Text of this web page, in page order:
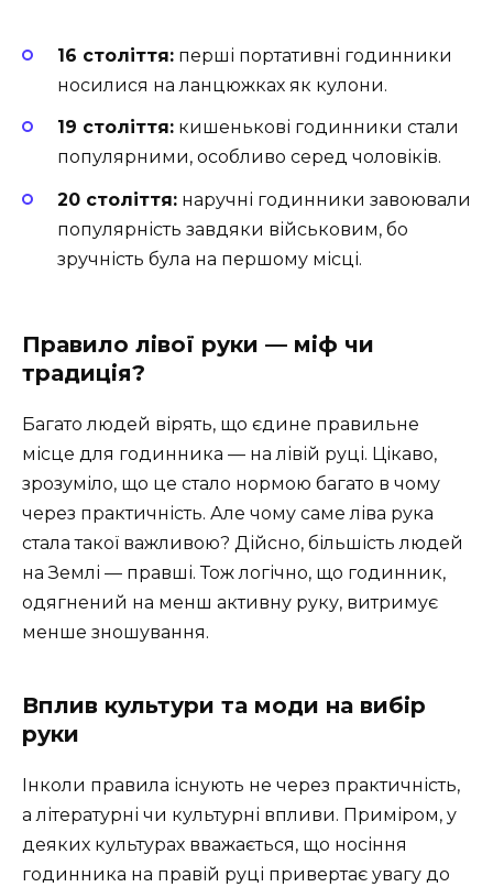
16 століття: перші портативні годинники
носилися на ланцюжках як кулони.
19 століття: кишенькові годинники стали
популярними, особливо серед чоловіків.
20 століття: наручні годинники завоювали
популярність завдяки військовим, бо
зручність була на першому місці.
Правило лівої руки — міф чи
традиція?
Багато людей вірять, що єдине правильне
місце для годинника — на лівій руці. Цікаво,
зрозуміло, що це стало нормою багато в чому
через практичність. Але чому саме ліва рука
стала такої важливою? Дійсно, більшість людей
на Землі — правші. Тож логічно, що годинник,
одягнений на менш активну руку, витримує
менше зношування.
Вплив культури та моди на вибір
руки
Інколи правила існують не через практичність,
а літературні чи культурні впливи. Приміром, у
деяких культурах вважається, що носіння
годинника на правій руці привертає увагу до